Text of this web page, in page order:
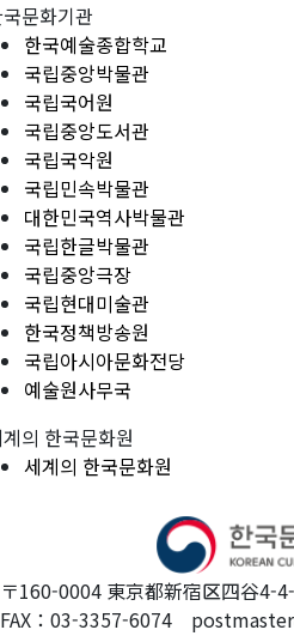
문화기관
한국예술종합학교
국립중앙박물관
국립국어원
국립중앙도서관
국립국악원
국립민속박물관
대한민국역사박물관
국립한글박물관
국립중앙극장
국립현대미술관
한국정책방송원
국립아시아문화전당
예술원사무국
의 한국문화원
세계의 한국문화원
〒160-0004 東京都新宿区四谷
FAX：03-3357-6074